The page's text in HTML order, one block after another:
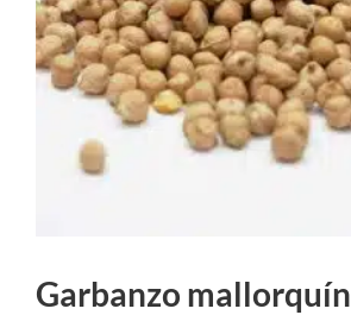
Garbanzo mallorquín